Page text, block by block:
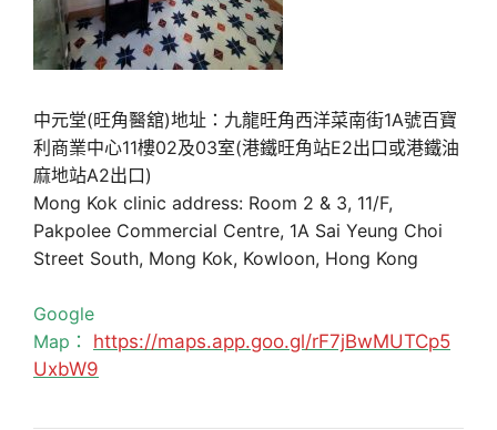
中元堂(旺角醫舘)地址：九龍旺角西洋菜南街1A號百寶
利商業中心11樓02及03室(港鐵旺角站E2出口或港鐵油
麻地站A2出口)
Mong Kok clinic address: Room 2 & 3, 11/F,
Pakpolee Commercial Centre, 1A Sai Yeung Choi
Street South, Mong Kok, Kowloon, Hong Kong
Google
Map： https://maps.app.goo.gl/rF7jBwMUTCp5
UxbW9